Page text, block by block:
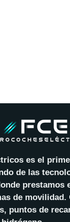
es el
de las
prestamos
de movilidad.
puntos de